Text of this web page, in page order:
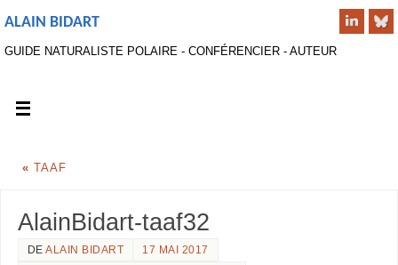
ALAIN BIDART
GUIDE NATURALISTE POLAIRE - CONFÉRENCIER - AUTEUR
« TAAF
AlainBidart-taaf32
DEALAIN BIDART
17 MAI 2017